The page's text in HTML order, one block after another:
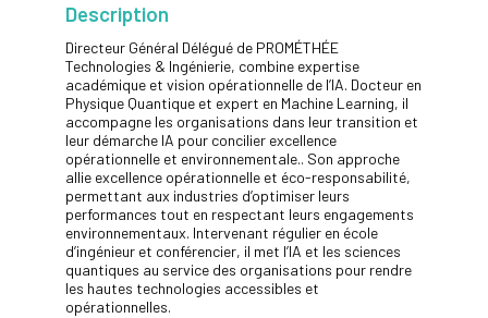
Description
Directeur Général Délégué de PROMÉTHÉE
Technologies & Ingénierie, combine expertise
académique et vision opérationnelle de l’IA. Docteur en
Physique Quantique et expert en Machine Learning, il
accompagne les organisations dans leur transition et
leur démarche IA pour concilier excellence
opérationnelle et environnementale.. Son approche
allie excellence opérationnelle et éco-responsabilité,
permettant aux industries d’optimiser leurs
performances tout en respectant leurs engagements
environnementaux. Intervenant régulier en école
d’ingénieur et conférencier, il met l’IA et les sciences
quantiques au service des organisations pour rendre
les hautes technologies accessibles et
opérationnelles.